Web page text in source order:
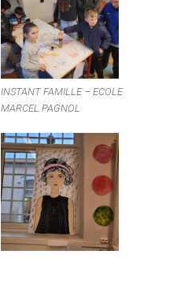
INSTANT FAMILLE – ECOLE
MARCEL PAGNOL